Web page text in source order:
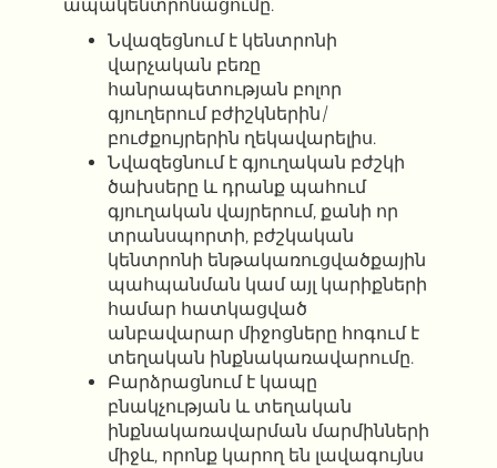
ապակենտրոնացումը.
Նվազեցնում է կենտրոնի
վարչական բեռը
հանրապետության բոլոր
գյուղերում բժիշկներին/
բուժքույրերին ղեկավարելիս.
Նվազեցնում է գյուղական բժշկի
ծախսերը և դրանք պահում
գյուղական վայրերում, քանի որ
տրանսպորտի, բժշկական
կենտրոնի ենթակառուցվածքային
պահպանման կամ այլ կարիքների
համար հատկացված
անբավարար միջոցները հոգում է
տեղական ինքնակառավարումը.
Բարձրացնում է կապը
բնակչության և տեղական
ինքնակառավարման մարմինների
միջև, որոնք կարող են լավագույնս